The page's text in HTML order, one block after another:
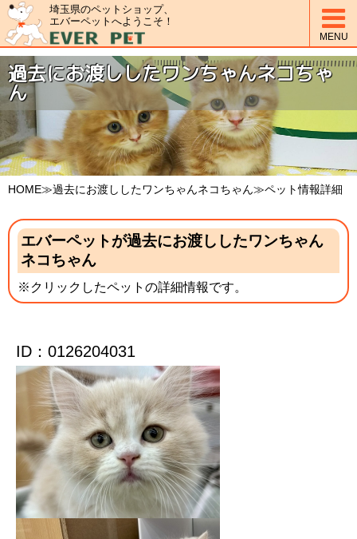
埼玉県のペットショップ、
エバーペットへようこそ！

MENU
過去にお渡ししたワンちゃんネコちゃ
ん
HOME≫過去にお渡ししたワンちゃんネコちゃん≫ペット情報詳細
エバーペットが過去にお渡ししたワンちゃん
ネコちゃん
※クリックしたペットの詳細情報です。
ID：0126204031